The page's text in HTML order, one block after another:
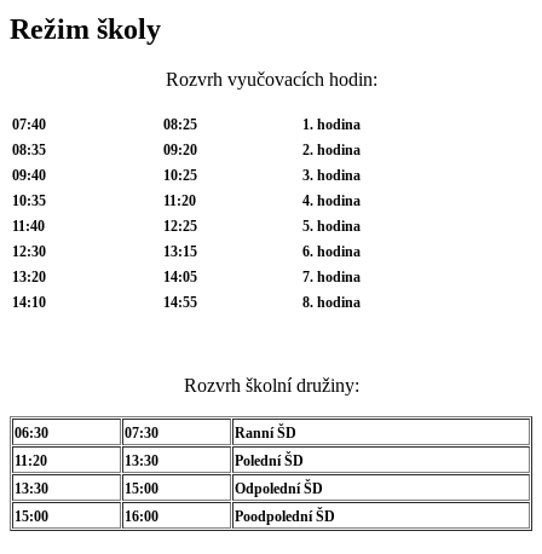
Režim školy
Rozvrh vyučovacích hodin:
07:40 08:25
1. hodina
08:35
09:20
2. hodina
09:40
10:25
3. hodina
10:35
11:20
4. hodina
11:40
12:25
5. hodina
12:30
13:15
6. hodina
13:20
14:05
7. hodina
14:10
14:55 8. hodina
Rozvrh školní družiny:
06:30 07:30
Ranní ŠD
11:20
13:30
Polední ŠD
13:30
15:00
Odpolední ŠD
15:00
16:00 Poodpolední ŠD